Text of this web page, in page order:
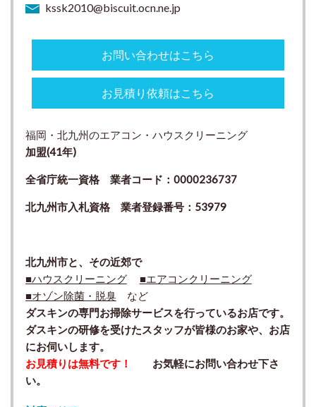
kssk2010@biscuit.ocn.ne.jp
お問い合わせはこちら
お見積り依頼はこちら
福岡・北九州のエアコン・ハウスクリーニング
加盟(41年)
全省庁統一資格 業者コード：0000236737
北九州市入札資格 業者登録番号：53979
北九州市と、その近郊で
■ハウスクリーニング
■エアコンクリーニング
■オゾン除菌・脱臭など
ダスキンの専門お掃除サービスを行っているお店です。
ダスキンの研修を受けたスタッフが皆様のお家や、お店
にお伺いします。
お見積りは無料です！
お気軽にお問い合わせ下さ
い。